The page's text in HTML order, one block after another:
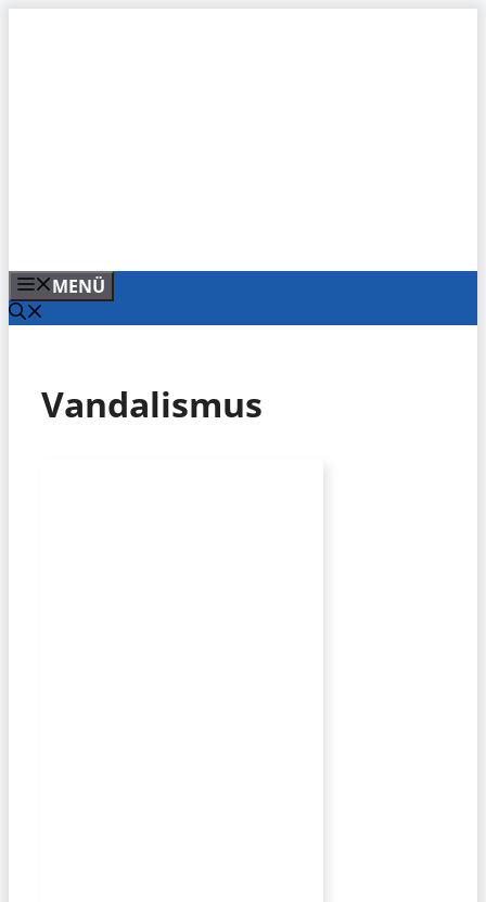
MENÜ
Vandalismus